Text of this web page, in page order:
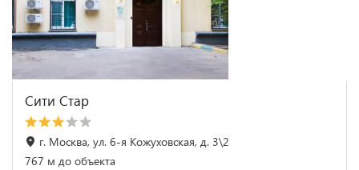
Сити Стар
г. Москва, ул. 6-я Кожуховская, д. 3\2
767 м до объекта